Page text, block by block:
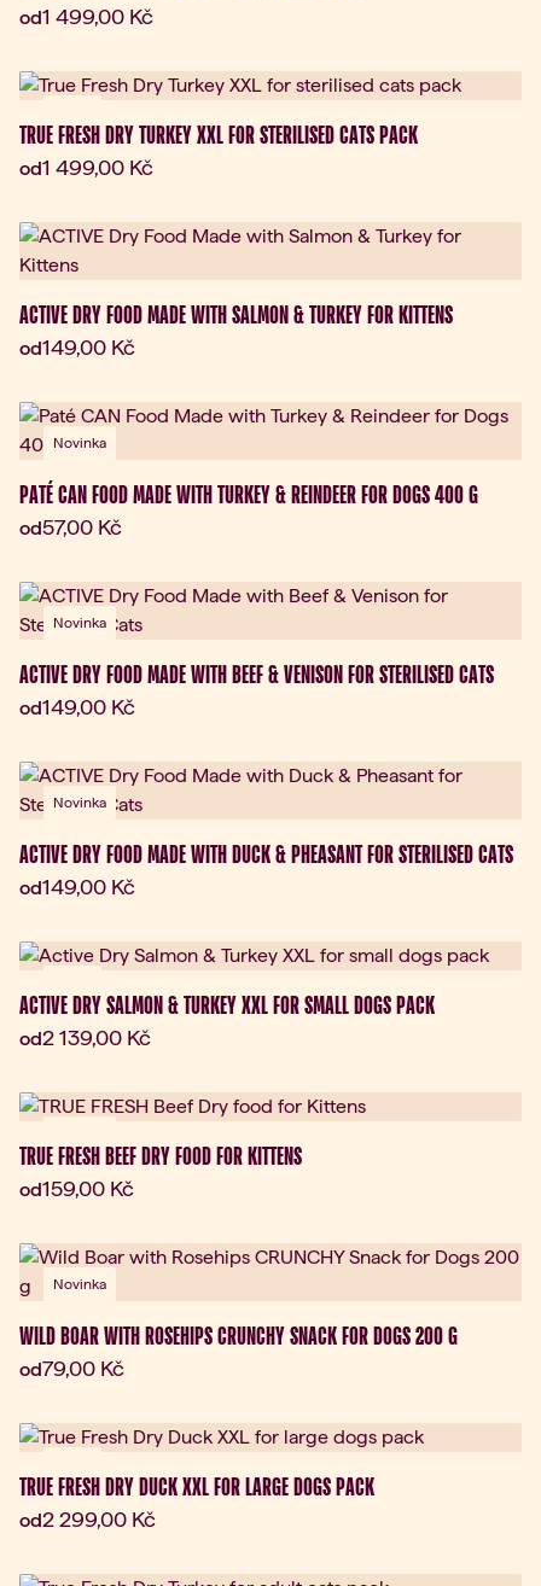
odAktuální cena:
1 499,00 Kč
TRUE FRESH DRY TURKEY XXL FOR STERILISED CATS PACK
odAktuální cena:
1 499,00 Kč
ACTIVE DRY FOOD MADE WITH SALMON & TURKEY FOR KITTENS
odAktuální cena:
149,00 Kč
Novinka
PATÉ CAN FOOD MADE WITH TURKEY & REINDEER FOR DOGS 400 G
odAktuální cena:
57,00 Kč
Novinka
ACTIVE DRY FOOD MADE WITH BEEF & VENISON FOR STERILISED CATS
odAktuální cena:
149,00 Kč
Novinka
ACTIVE DRY FOOD MADE WITH DUCK & PHEASANT FOR STERILISED CATS
odAktuální cena:
149,00 Kč
ACTIVE DRY SALMON & TURKEY XXL FOR SMALL DOGS PACK
odAktuální cena:
2 139,00 Kč
TRUE FRESH BEEF DRY FOOD FOR KITTENS
odAktuální cena:
159,00 Kč
Novinka
WILD BOAR WITH ROSEHIPS CRUNCHY SNACK FOR DOGS 200 G
odAktuální cena:
79,00 Kč
TRUE FRESH DRY DUCK XXL FOR LARGE DOGS PACK
odAktuální cena:
2 299,00 Kč